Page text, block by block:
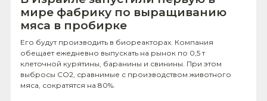
мире фабрику по выращиванию
мяса в пробирке
Его будут производить в биореакторах. Компания
обещает ежедневно выпускать на рынок по 0,5 т
клеточной курятины, баранины и свинины. При этом
выбросы СО2, сравнимые с производством животного
мяса, сократятся на 80%.